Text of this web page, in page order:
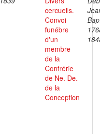
cercueils.
Convoi
funébre
d'un
membre
de la
Confrérie
de Ne. De.
de la
Conception